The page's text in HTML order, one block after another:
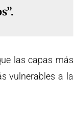
las capas más
vulnerables a la